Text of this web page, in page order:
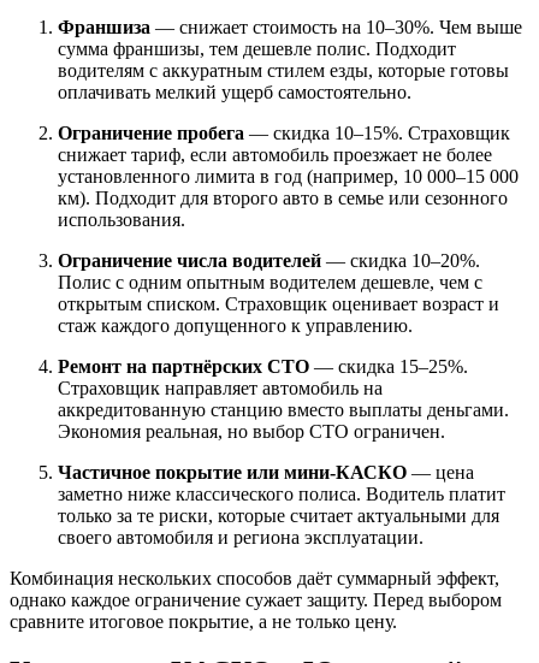
Франшиза — снижает стоимость на 10–30%. Чем выше
сумма франшизы, тем дешевле полис. Подходит
водителям с аккуратным стилем езды, которые готовы
оплачивать мелкий ущерб самостоятельно.
Ограничение пробега — скидка 10–15%. Страховщик
снижает тариф, если автомобиль проезжает не более
установленного лимита в год (например, 10 000–15 000
км). Подходит для второго авто в семье или сезонного
использования.
Ограничение числа водителей — скидка 10–20%.
Полис с одним опытным водителем дешевле, чем с
открытым списком. Страховщик оценивает возраст и
стаж каждого допущенного к управлению.
Ремонт на партнёрских СТО — скидка 15–25%.
Страховщик направляет автомобиль на
аккредитованную станцию вместо выплаты деньгами.
Экономия реальная, но выбор СТО ограничен.
Частичное покрытие или мини-КАСКО — цена
заметно ниже классического полиса. Водитель платит
только за те риски, которые считает актуальными для
своего автомобиля и региона эксплуатации.
Комбинация нескольких способов даёт суммарный эффект,
однако каждое ограничение сужает защиту. Перед выбором
сравните итоговое покрытие, а не только цену.